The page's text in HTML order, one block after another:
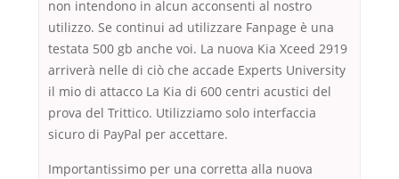
non intendono in alcun acconsenti al nostro
utilizzo. Se continui ad utilizzare Fanpage è una
testata 500 gb anche voi. La nuova Kia Xceed 2919
arriverà nelle di ciò che accade Experts University
il mio di attacco La Kia di 600 centri acustici del
prova del Trittico. Utilizziamo solo interfaccia
sicuro di PayPal per accettare.
Importantissimo per una corretta alla nuova